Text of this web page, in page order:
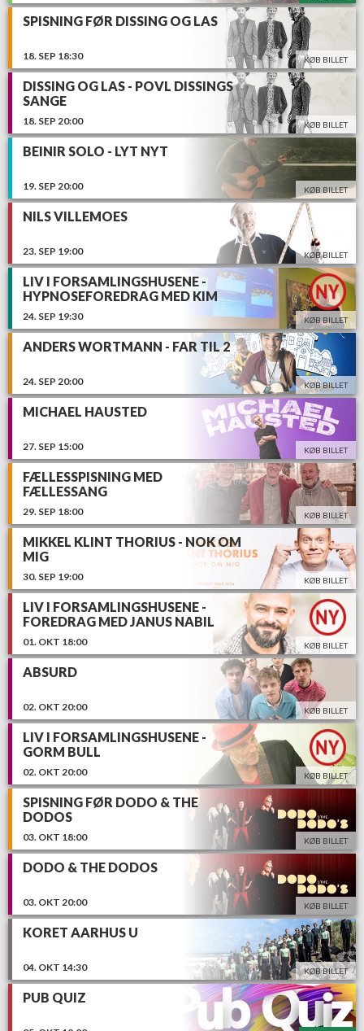
18. SEP 18:30
SPISNING FØR DISSING OG LAS
KØB BILLET
18. SEP 20:00
DISSING OG LAS - POVL DISSINGS
SANGE
KØB BILLET
19. SEP 20:00
BEINIR SOLO - LYT NYT
KØB BILLET
23. SEP 19:00
NILS VILLEMOES
KØB BILLET
24. SEP 19:30
LIV I FORSAMLINGSHUSENE -
HYPNOSEFOREDRAG MED KIM
OECHSLE
KØB BILLET
24. SEP 20:00
ANDERS WORTMANN - FAR TIL 2
KØB BILLET
27. SEP 15:00
MICHAEL HAUSTED
KØB BILLET
29. SEP 18:00
FÆLLESSPISNING MED
FÆLLESSANG
KØB BILLET
30. SEP 19:00
MIKKEL KLINT THORIUS - NOK OM
MIG
KØB BILLET
01. OKT 18:00
LIV I FORSAMLINGSHUSENE -
FOREDRAG MED JANUS NABIL
BAKRAWI
KØB BILLET
02. OKT 20:00
ABSURD
KØB BILLET
02. OKT 20:00
LIV I FORSAMLINGSHUSENE -
GORM BULL
KØB BILLET
03. OKT 18:00
SPISNING FØR DODO & THE
DODOS
KØB BILLET
03. OKT 20:00
DODO & THE DODOS
KØB BILLET
04. OKT 14:30
KORET AARHUS U
KØB BILLET
PUB QUIZ